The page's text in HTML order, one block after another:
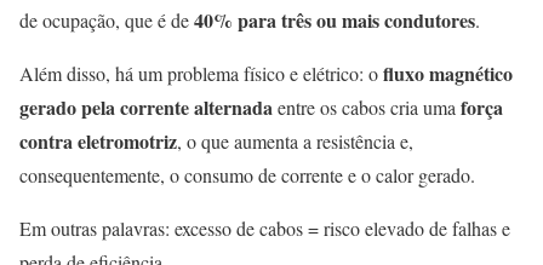
de ocupação, que é de40% para três ou mais condutores.
Além disso, há um problema físico e elétrico: ofluxo magnético
gerado pela corrente alternadaentre os cabos cria uma força
contra eletromotriz, o que aumenta a resistência e,
consequentemente, o consumo de corrente e o calor gerado.
Em outras palavras: excesso de cabos = risco elevado de falhas e